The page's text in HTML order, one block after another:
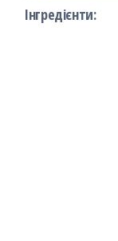
Інгредієнти: